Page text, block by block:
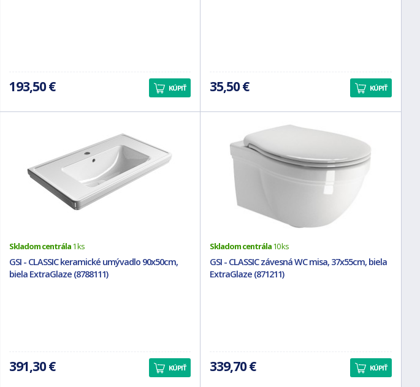
193,50 € KÚPIŤ 35,50 € KÚPIŤ
Skladom centrála1 ks
GSI - CLASSIC keramické umývadlo 90x50cm,
biela ExtraGlaze (8788111)
391,30 € KÚPIŤ
Skladom centrála10 ks
GSI - CLASSIC závesná WC misa, 37x55cm, biela
ExtraGlaze (871211)
339,70 € KÚPIŤ